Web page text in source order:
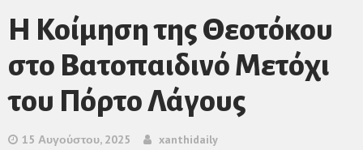
Η Κοίμηση της Θεοτόκου
στο Βατοπαιδινό Μετόχι
του Πόρτο Λάγους
15 Αυγούστου, 2025 xanthidaily